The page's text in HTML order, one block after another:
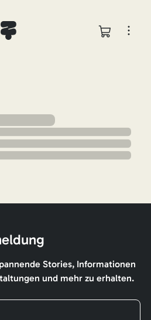
Stories, Informationen
und mehr zu erhalten.